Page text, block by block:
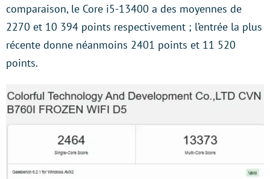
comparaison, le Core i5-13400 a des moyennes de
2270 et 10 394 points respectivement ; l’entrée la plus
récente donne néanmoins 2401 points et 11 520
points.